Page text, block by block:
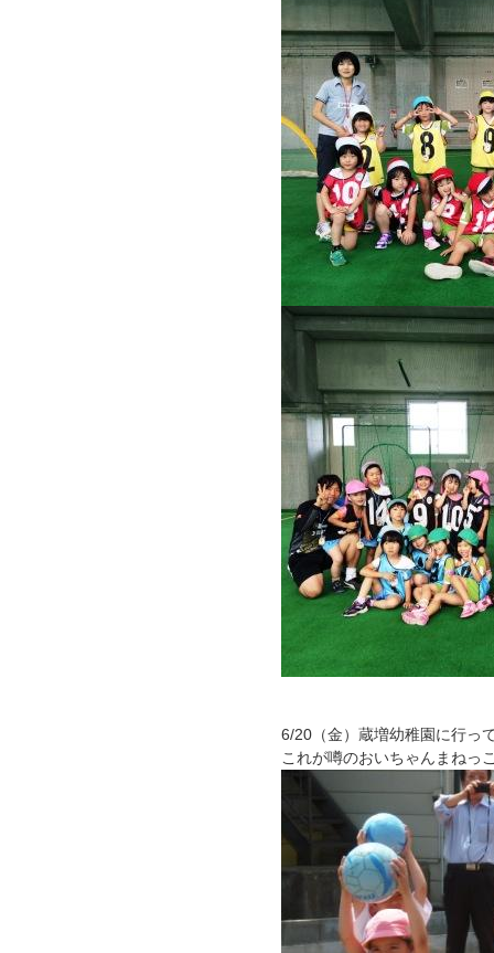
6/20（金）蔵増幼稚園に行っ
これが噂のおいちゃんまねっ